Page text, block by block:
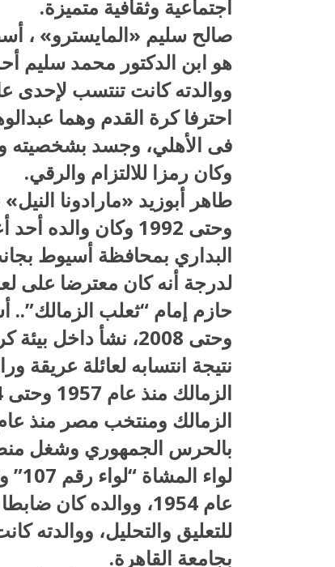
اجتماعية وثقافية متميزة.
هو ابن الدكتور محمد سليم
ووالدته كانت تنتسب لإحدى
احترفا كرة القدم وهما
فى الأهلي، وجسد بشخصيته
وكان رمزا للالتزام والرقي.
وحتى 1992 وكان
البداري بمحافظة أسيوط
لدرجة أنه كان معترضا على
وحتى 2008، نشأ
نتيجة انتسابه لعائلة عريقة
بالحرس الجمهوري وشغل
عام 1954، ووالده كان
للتعليق والتحليل، ووالدته
بجامعة القاهرة.